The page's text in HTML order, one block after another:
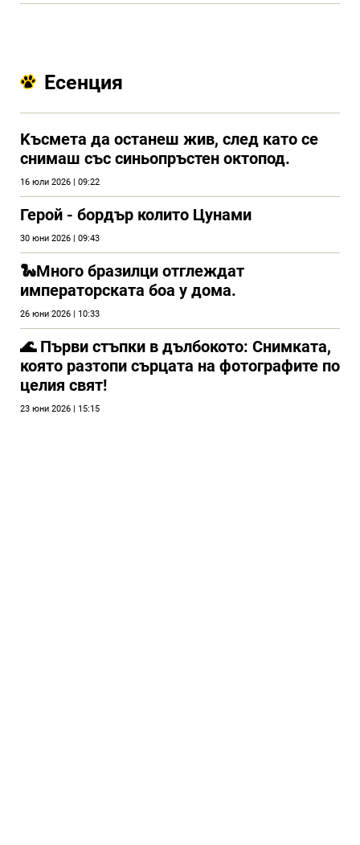
Есенция
Kъсмета да останеш жив, след като се
снимаш със синьопръстен октопод.
16 юли 2026 | 09:22
Герой - бордър колито Цунами
30 юни 2026 | 09:43
🐍Много бразилци отглеждат
императорската боа у дома.
26 юни 2026 | 10:33
🌊 Първи стъпки в дълбокото: Снимката,
която разтопи сърцата на фотографите по
целия свят!
23 юни 2026 | 15:15